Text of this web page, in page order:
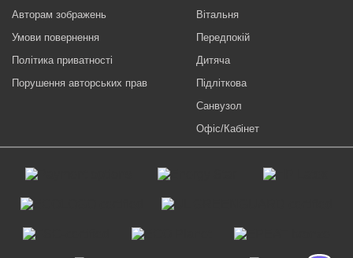
Авторам зображень
Умови повернення
Політика приватності
Порушення авторських прав
Вітальня
Передпокій
Дитяча
Підліткова
Санвузол
Офіс/Кабінет